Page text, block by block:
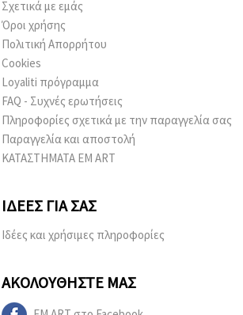
Σχετικά με εμάς
Όροι χρήσης
Πολιτική Απορρήτου
Cookies
Loyaliti πρόγραμμα
FAQ - Συχνές ερωτήσεις
Πληροφορίες σχετικά με την παραγγελία σας
Παραγγελία και αποστολή
ΚΑΤΑΣΤΗΜΑΤΑ EM ART
ΙΔΈΕΣ ΓΙΑ ΣΑΣ
Ιδέες και χρήσιμες πληροφορίες
ΑΚΟΛΟΥΘΉΣΤΕ ΜΑΣ